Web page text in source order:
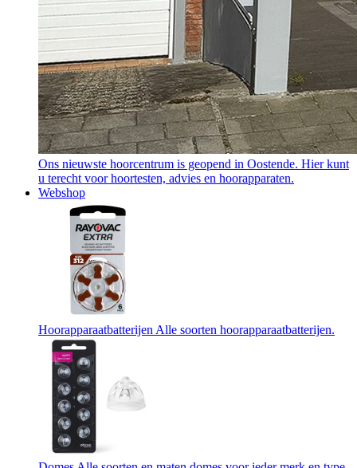
Ons nieuwste hoorcentrum is geopend in Oostende. Hier kunt
u terecht voor hoortesten, advies en hoorapparaten.
Webshop
Hoorapparaatbatterijen Alle soorten hoorapparaatbatterijen.